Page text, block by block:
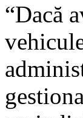
“Dacă